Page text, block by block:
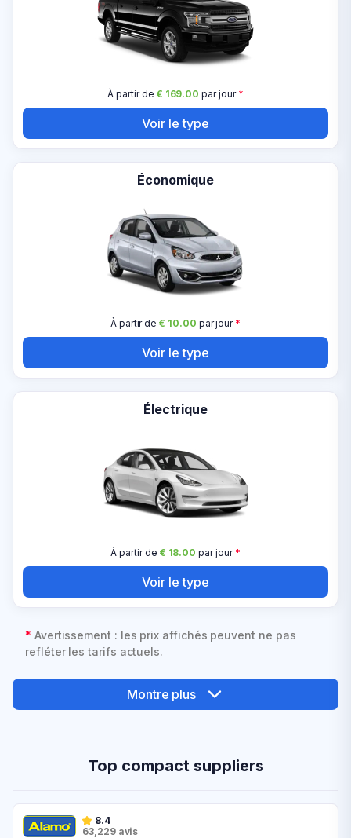
À partir de € 169.00 par jour*
Voir le type
Économique
À partir de€ 10.00 par jour*
Voir le type
Électrique
À partir de € 18.00 par jour*
Voir le type
* Avertissement : les prix affichés peuvent ne pas
refléter les tarifs actuels.
Montre plus
Top compact suppliers
8.4
63,229 avis